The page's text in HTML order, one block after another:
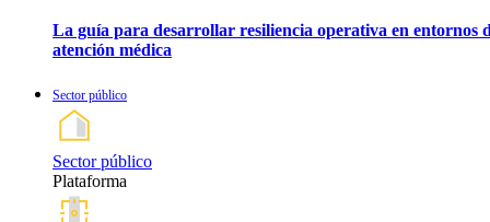
La guía para desarrollar resiliencia operativa en entornos
atención médica
Sector público
Sector público
Plataforma